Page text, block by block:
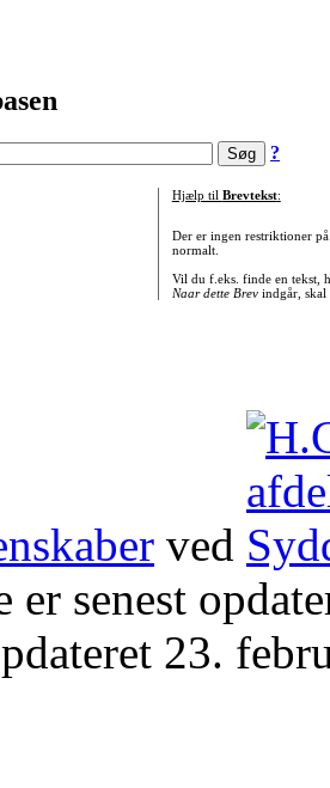
?
Hjælp til Brevtekst:
Der er ingen restriktioner
normalt.
Vil du f.eks. finde en tekst,
Naar dette Brevindgår, skal
ved
er senest
23.